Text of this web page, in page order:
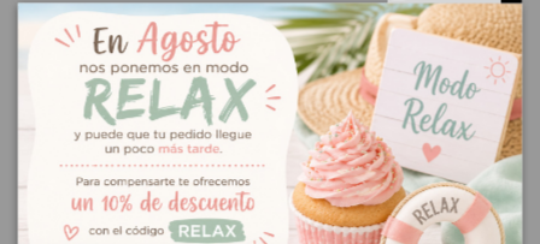
Molde helados calipo verde
Molde de silicona para crear tus propios helado tipo calipo.
Perfectos para usar con los niños, helados fáciles de hacer.
Preparación:Ponerpequeñas piezas de fruta dentro del molde de
helado.Verter dentro leche o zumo.
Meter en el congelados por unas
horas.
Color: verde
Marca: lekué